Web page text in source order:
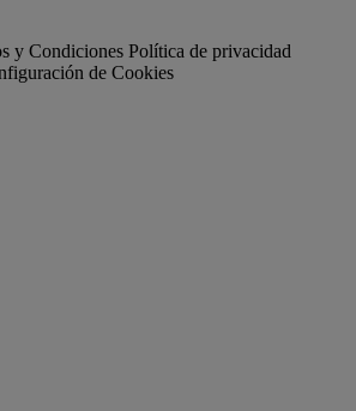
y Condiciones Política de privacidad
de Cookies